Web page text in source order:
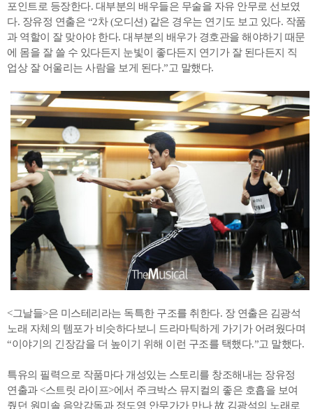
포인트로 등장한다. 대부분의 배우들은 무술을 자유 안무로 선보였
다. 장유정 연출은 “2차 (오디션) 같은 경우는 연기도 보고 있다. 작품
과 역할이 잘 맞아야 한다. 대부분의 배우가 경호관을 해야하기 때문
에 몸을 잘 쓸 수 있다든지 눈빛이 좋다든지 연기가 잘 된다든지 직
업상 잘 어울리는 사람을 보게 된다.”고 말했다.
<그날들>은 미스테리라는 독특한 구조를 취한다. 장 연출은 김광석
노래 자체의 템포가 비슷하다보니 드라마틱하게 가기가 어려웠다며
“이야기의 긴장감을 더 높이기 위해 이런 구조를 택했다.”고 말했다.
특유의 필력으로 작품마다 개성있는 스토리를 창조해내는 장유정
연출과 <스트릿 라이프>에서 주크박스 뮤지컬의 좋은 호흡을 보여
줬던 원미솔 음악감독과 정도영 안무가가 만나 故 김광석의 노래로